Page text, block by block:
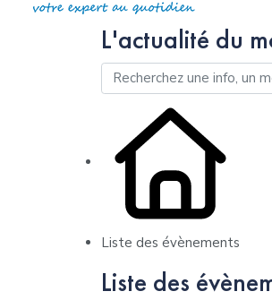
L'actualité du
Liste des évènements
Liste des